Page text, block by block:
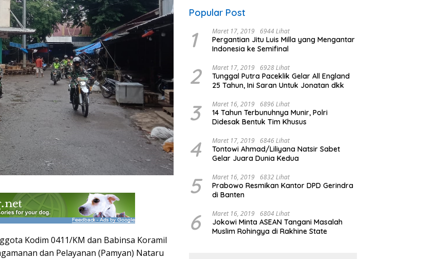
Kodim 0411/KM dan Babinsa Koramil
dan Pelayanan (Pamyan) Nataru
Popular Post
1 Maret 17, 2019 6944 Lihat
Pergantian Jitu Luis Milla yang Mengantar
Indonesia ke Semifinal
2 Maret 17, 2019 6928 Lihat
Tunggal Putra Paceklik Gelar All England
25 Tahun, Ini Saran Untuk Jonatan dkk
3 Maret 16, 2019 6896 Lihat
14 Tahun Terbunuhnya Munir, Polri
Didesak Bentuk Tim Khusus
4 Maret 17, 2019 6846 Lihat
Tontowi Ahmad/Liliyana Natsir Sabet
Gelar Juara Dunia Kedua
5 Maret 16, 2019 6832 Lihat
Prabowo Resmikan Kantor DPD Gerindra
di Banten
6 Maret 16, 2019 6804 Lihat
Jokowi Minta ASEAN Tangani Masalah
Muslim Rohingya di Rakhine State